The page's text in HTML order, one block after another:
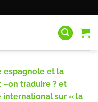
espagnole et la
traduire ? et
international sur « la